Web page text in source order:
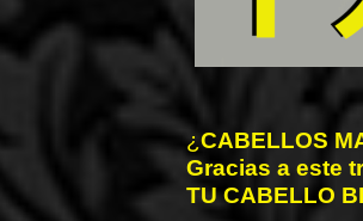
¿CABELLOS
Gracias a este
TU CABELLO